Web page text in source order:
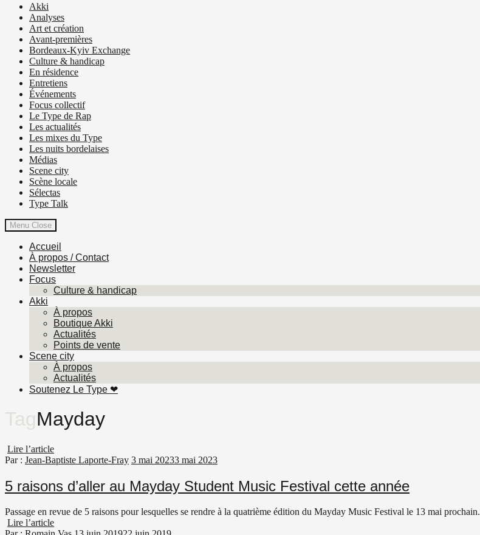
Akki
Analyses
Art et création
Avant-premières
Bordeaux-Kyiv Exchange
Culture & handicap
En résidence
Entretiens
Événements
Focus collectif
Le Type de Rap
Les actualités
Les mixes du Type
Les nuits bordelaises
Médias
Scene city
Scène locale
Sélectas
Type Talk
Menu Close
Accueil
À propos / Contact
Newsletter
Focus
Culture & handicap
Akki
À propos
Boutique Akki
Actualités
Points de vente
Scene city
À propos
Actualités
Soutenez Le Type ❤︎
TagMayday
Lire l’article
Par : Jean-Baptiste Laporte-Fray 3 mai 20233 mai 2023
5 raisons d’aller au Mayday Student Music Festival cette année
Passage en revue de 5 raisons pour lesquelles se rendre à la quatrième édition du Mayday Music Festival le 13 mai prochain.
Lire l’article